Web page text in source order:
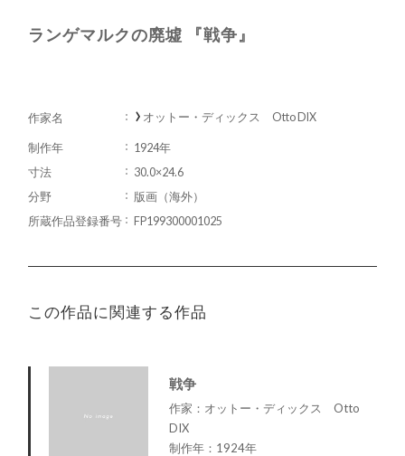
ランゲマルクの廃墟 『戦争』
作家名 オットー・ディックス Otto DIX
制作年
1924年
寸法
30.0×24.6
分野
版画（海外）
所蔵作品登録番号
FP199300001025
この作品に関連する作品
戦争
作家：オットー・ディックス Otto
DIX
制作年：1924年